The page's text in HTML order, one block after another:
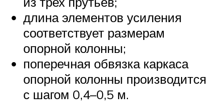
длина элементов усиления
соответствует размерам
опорной колонны;
поперечная обвязка каркаса
опорной колонны производится
с шагом 0,4–0,5 м.